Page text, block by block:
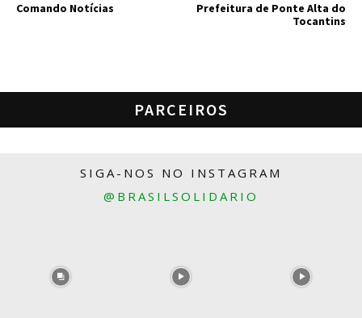
Comando Notícias
Prefeitura de Ponte Alta do
Tocantins
PARCEIROS
SIGA-NOS NO INSTAGRAM
@BRASILSOLIDARIO